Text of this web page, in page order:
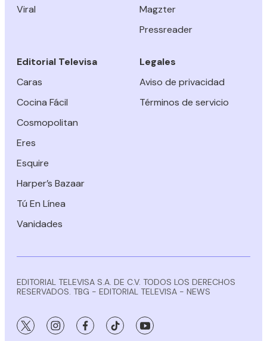
Viral
Magzter
Pressreader
Editorial Televisa
Caras
Cocina Fácil
Cosmopolitan
Eres
Esquire
Harper’s Bazaar
Tú En Línea
Vanidades
Legales
Aviso de privacidad
Términos de servicio
EDITORIAL TELEVISA S.A. DE C.V. TODOS LOS DERECHOS
RESERVADOS. TBG - EDITORIAL TELEVISA - NEWS
twitter instagramfacebooktiktok youtube